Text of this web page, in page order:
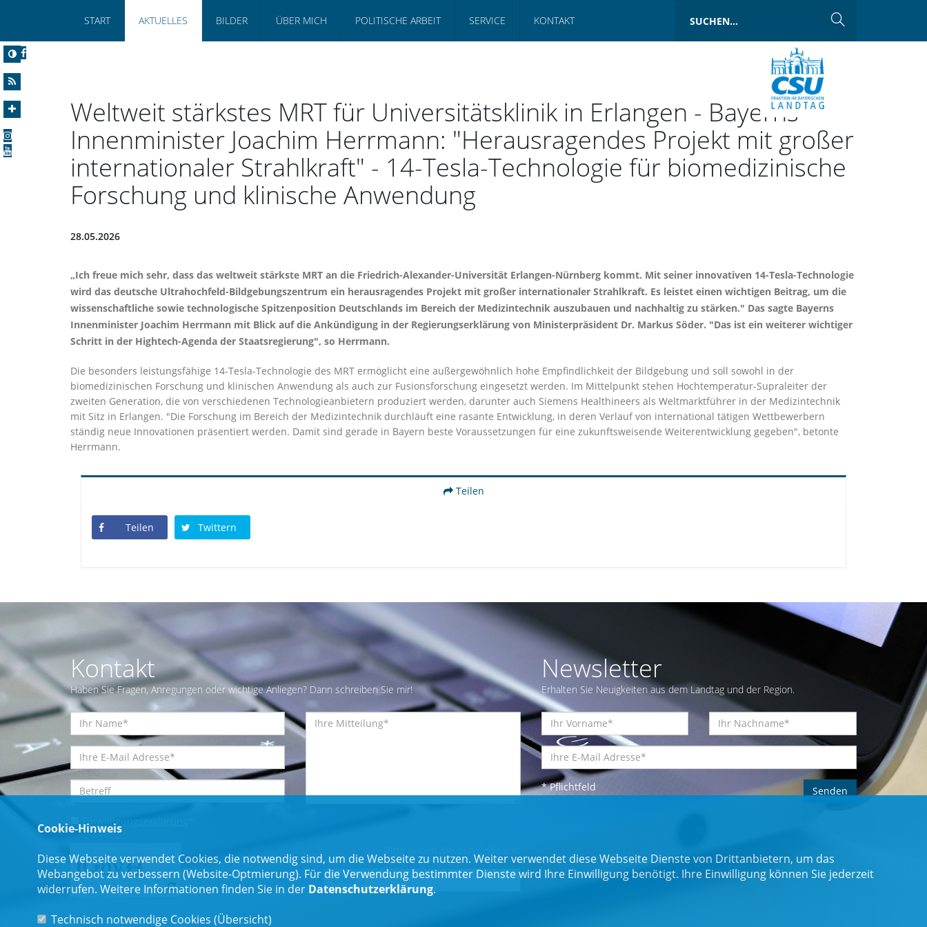
START AKTUELLES BILDER ÜBER MICH POLITISCHE ARBEIT SERVICE KONTAKT
Weltweit stärkstes MRT für Universitätsklinik in Erlangen - Bayerns
Innenminister Joachim Herrmann: "Herausragendes Projekt mit großer
internationaler Strahlkraft" - 14-Tesla-Technologie für biomedizinische
Forschung und klinische Anwendung
28.05.2026
Ich freue mich sehr, dass das weltweit stärkste MRT an die Friedrich-Alexander-Universität Erlangen-Nürnberg kommt. Mit seiner innovativen 14-Tesla-Technologie
wird das deutsche Ultrahochfeld-Bildgebungszentrum ein herausragendes Projekt mit großer internationaler Strahlkraft. Es leistet einen wichtigen Beitrag, um die
wissenschaftliche sowie technologische Spitzenposition Deutschlands im Bereich der Medizintechnik auszubauen und nachhaltig zu stärken." Das sagte Bayerns
Innenminister Joachim Herrmann mit Blick auf die Ankündigung in der Regierungserklärung von Ministerpräsident Dr. Markus Söder. "Das ist ein weiterer wichtiger
Schritt in der Hightech-Agenda der Staatsregierung", so Herrmann.
Die besonders leistungsfähige 14-Tesla-Technologie des MRT ermöglicht eine außergewöhnlich hohe Empfindlichkeit der Bildgebung und soll sowohl in der
biomedizinischen Forschung und klinischen Anwendung als auch zur Fusionsforschung eingesetzt werden. Im Mittelpunkt stehen Hochtemperatur-Supraleiter der
zweiten Generation, die von verschiedenen Technologieanbietern produziert werden, darunter auch Siemens Healthineers als Weltmarktführer in der Medizintechnik
mit Sitz in Erlangen. "Die Forschung im Bereich der Medizintechnik durchläuft eine rasante Entwicklung, in deren Verlauf von international tätigen Wettbewerbern
ständig neue Innovationen präsentiert werden. Damit sind gerade in Bayern beste Voraussetzungen für eine zukunftsweisende Weiterentwicklung gegeben", betonte
Herrmann.
Teilen
Teilen Twittern
Kontakt
Haben Sie Fragen, Anregungen oder wichtige Anliegen? Dann schreiben Sie mir!
Einwilligungserklärung
Newsletter
Erhalten Sie Neuigkeiten aus dem Landtag und der Region.
* Pflichtfeld
Cookie-Hinweis
Diese Webseite verwendet Cookies, die notwendig sind, um die Webseite zu nutzen. Weiter verwendet diese Webseite Dienste von Drittanbietern, um das
Webangebot zu verbessern (Website-Optmierung). Für die Verwendung bestimmter Dienste wird Ihre Einwilligung benötigt. Ihre Einwilligung können Sie jederzeit
widerrufen. Weitere Informationen finden Sie in der Datenschutzerklärung.
Technisch notwendige Cookies (Übersicht)